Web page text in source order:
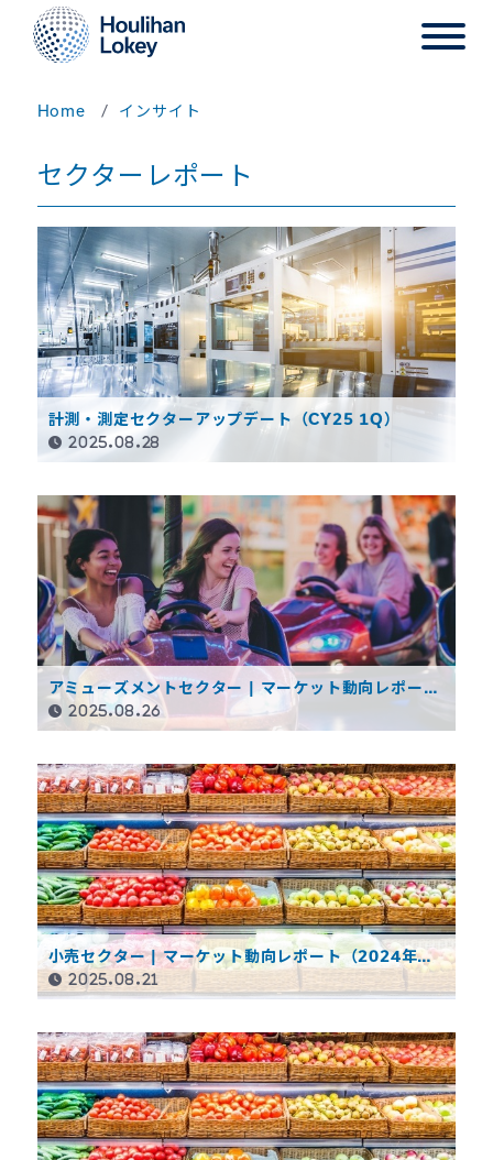
Home インサイト
セクターレポート
計測・測定セクターアップデート（CY25 1Q）
2025.08.28
アミューズメントセクター | マーケット動向レポート
（2024年度決算概要）
2025.08.26
小売セクター | マーケット動向レポート（2024年度
決算概要）
2025.08.21